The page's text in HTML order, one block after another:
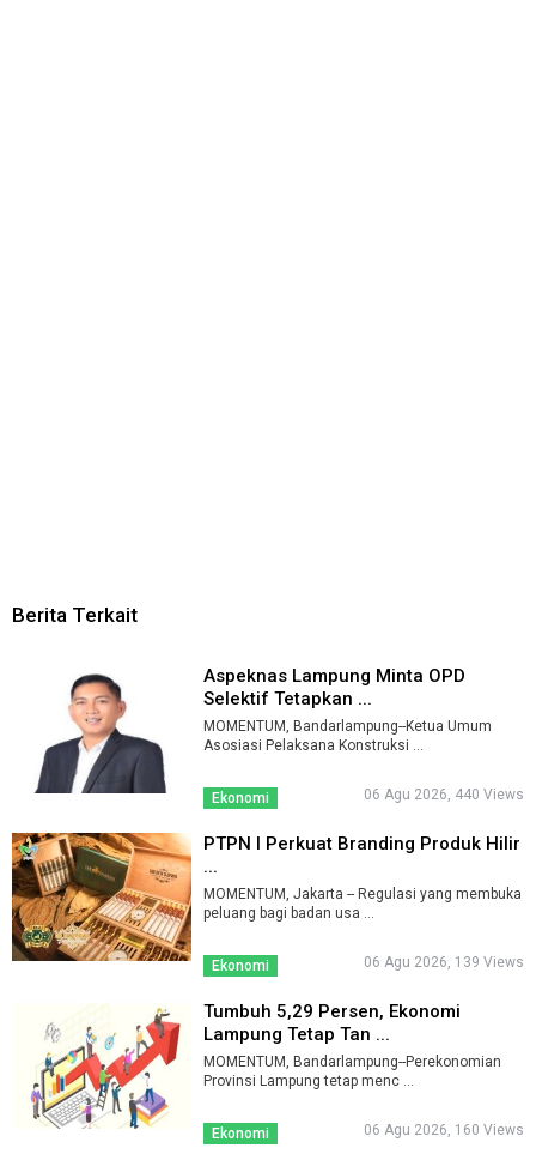
Berita Terkait
Aspeknas Lampung Minta OPD
Selektif Tetapkan ...
MOMENTUM, Bandarlampung--Ketua Umum
Asosiasi Pelaksana Konstruksi ...
Ekonomi 06 Agu 2026, 440 Views
PTPN I Perkuat Branding Produk Hilir
...
MOMENTUM, Jakarta -- Regulasi yang membuka
peluang bagi badan usa ...
Ekonomi 06 Agu 2026, 139 Views
Tumbuh 5,29 Persen, Ekonomi
Lampung Tetap Tan ...
MOMENTUM, Bandarlampung--Perekonomian
Provinsi Lampung tetap menc ...
Ekonomi 06 Agu 2026, 160 Views